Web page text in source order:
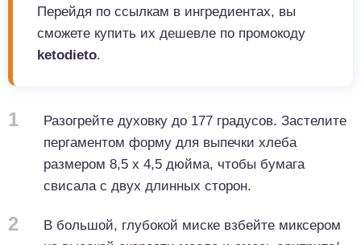
Перейдя по ссылкам в ингредиентах, вы
сможете купить их дешевле по промокоду
ketodieto.
1
Разогрейте духовку до 177 градусов. Застелите
пергаментом форму для выпечки хлеба
размером 8,5 x 4,5 дюйма, чтобы бумага
свисала с двух длинных сторон.
2
В большой, глубокой миске взбейте миксером